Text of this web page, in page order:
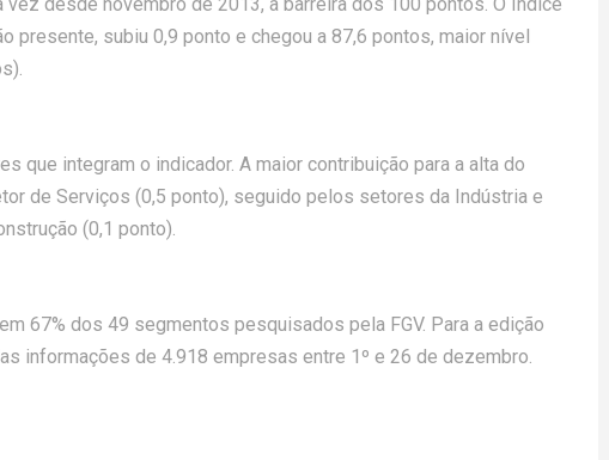
presente, subiu 0,9 ponto e chegou a 87,6 pontos, maior nível
que integram o indicador. A maior contribuição para a alta do
de Serviços (0,5 ponto), seguido pelos setores da Indústria e
(0,1 ponto).
67% dos 49 segmentos pesquisados pela FGV. Para a edição
informações de 4.918 empresas entre 1º e 26 de dezembro.